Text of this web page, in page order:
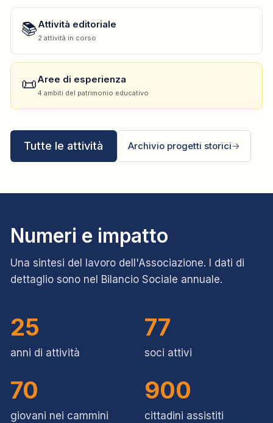
📚Attività editoriale
2 attività in corso
📜Aree di esperienza
4 ambiti del patrimonio educativo
Tutte le attività Archivio progetti storici→
Numeri e impatto
Una sintesi del lavoro dell'Associazione. I dati di
dettaglio sono nel Bilancio Sociale annuale.
25
anni di attività
77
soci attivi
70
giovani nei cammini
900
cittadini assistiti